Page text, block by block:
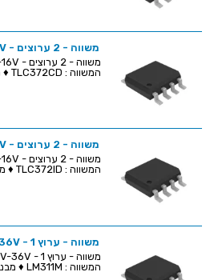
משווה - 2 ערוצים - SMD - 200ns - 3V-16V
המשווה : TLC372CD ♦ מבנה המש...
משווה - 2 ערוצים - SMD - 200ns - 3V-16V
המשווה : TLC372ID ♦ מבנה המש...
משווה - ערוץ 1 - SMD - 200ns - 5V-36V
המשווה : LM311M ♦ מבנה המשווה&...